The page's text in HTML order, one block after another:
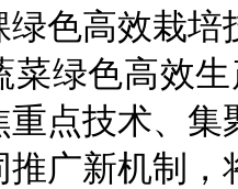
绿色高效栽
菜绿色高效
重点技术、
推广新机制